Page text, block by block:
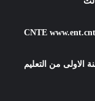
الاولى من التعليم